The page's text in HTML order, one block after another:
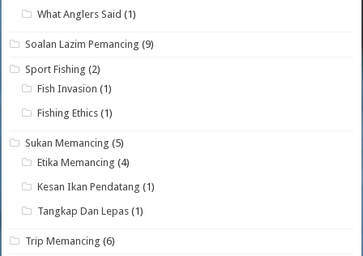
What Anglers Said (1)
Soalan Lazim Pemancing (9)
Sport Fishing (2)
Fish Invasion (1)
Fishing Ethics (1)
Sukan Memancing (5)
Etika Memancing (4)
Kesan Ikan Pendatang (1)
Tangkap Dan Lepas (1)
Trip Memancing (6)